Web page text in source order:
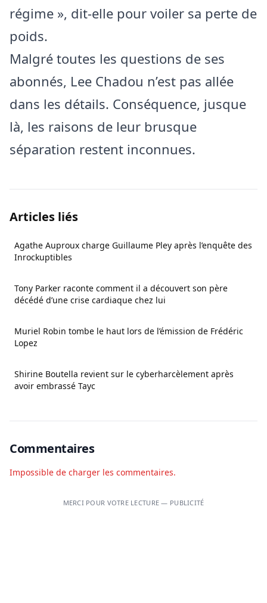
régime », dit-elle pour voiler sa perte de
poids.
Malgré toutes les questions de ses
abonnés, Lee Chadou n’est pas allée
dans les détails. Conséquence, jusque
là, les raisons de leur brusque
séparation restent inconnues.
Articles liés
Agathe Auproux charge Guillaume Pley après l’enquête des
Inrockuptibles
Tony Parker raconte comment il a découvert son père
décédé d’une crise cardiaque chez lui
Muriel Robin tombe le haut lors de l’émission de Frédéric
Lopez
Shirine Boutella revient sur le cyberharcèlement après
avoir embrassé Tayc
Commentaires
Impossible de charger les commentaires.
MERCI POUR VOTRE LECTURE — PUBLICITÉ